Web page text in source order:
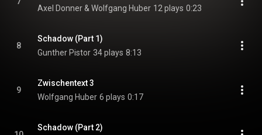
Axel Donner & Wolfgang Huber 12 plays 0:23
8
Schadow (Part 1)
Gunther Pistor 34 plays 8:13
9
Zwischentext 3
Wolfgang Huber 6 plays 0:17
Schadow (Part 2)